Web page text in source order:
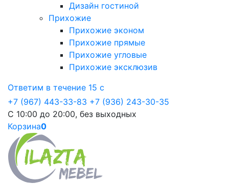
Дизайн гостиной
Прихожие
Прихожие эконом
Прихожие прямые
Прихожие угловые
Прихожие эксклюзив
Ответим в течение 15 с
+7 (967) 443-33-83 +7 (936) 243-30-35
С 10:00 до 20:00, без выходных
Корзина0